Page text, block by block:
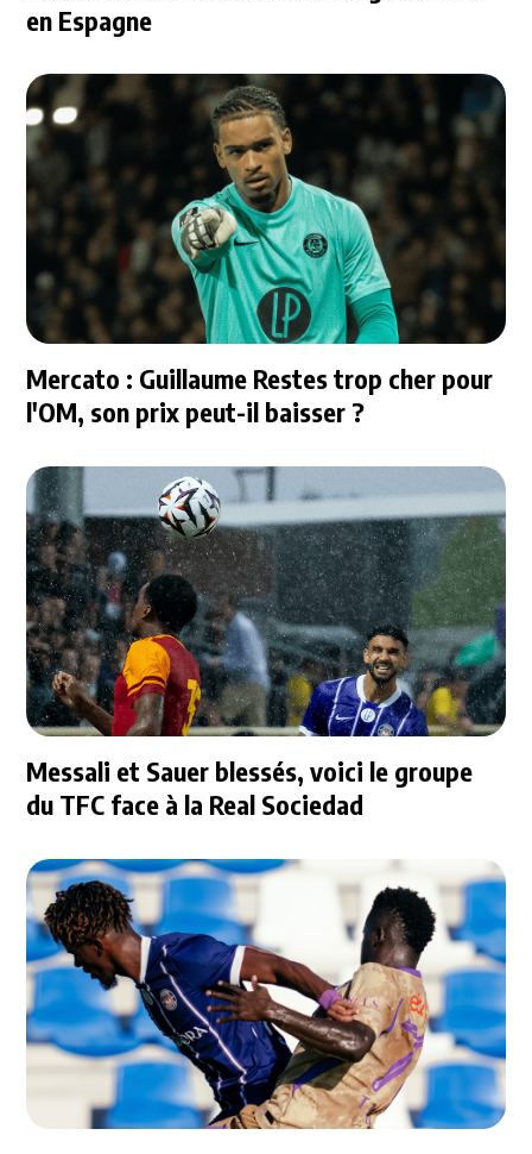
en Espagne
Mercato : Guillaume Restes trop cher pour
l'OM, son prix peut-il baisser ?
Messali et Sauer blessés, voici le groupe
du TFC face à la Real Sociedad